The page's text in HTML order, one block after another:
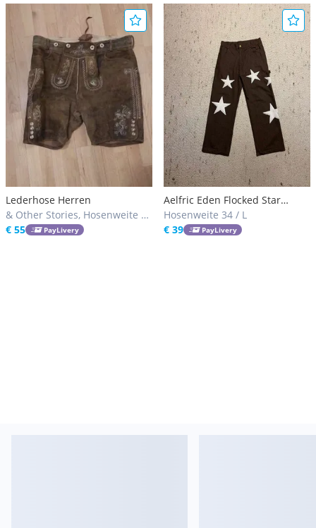
Lederhose Herren
& Other Stories, Hosenweite 36
/ XL
€ 55 PayLivery
Aelfric Eden Flocked Star
Straight Jeans
Hosenweite 34 / L
€ 39
PayLivery